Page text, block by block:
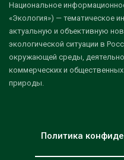
Национальное
«Экология») — тематическое
актуальную и объективную
экологической ситуации в
окружающей среды,
коммерческих и
природы.
Политика